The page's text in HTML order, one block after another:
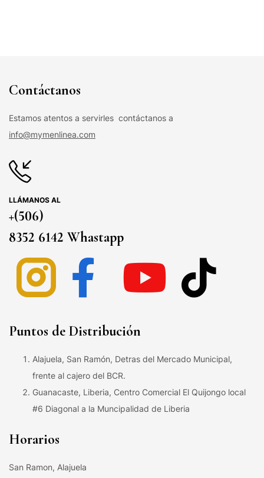
Contáctanos
Estamos atentos a servirles contáctanos a
info@mymenlinea.com
LLÁMANOS AL
+(506)
8352 6142 Whastapp
Puntos de Distribución
Alajuela, San Ramón, Detras del Mercado Municipal,
frente al cajero del BCR.
Guanacaste, Liberia, Centro Comercial El Quijongo local
#6 Diagonal a la Muncipalidad de Liberia
Horarios
San Ramon, Alajuela